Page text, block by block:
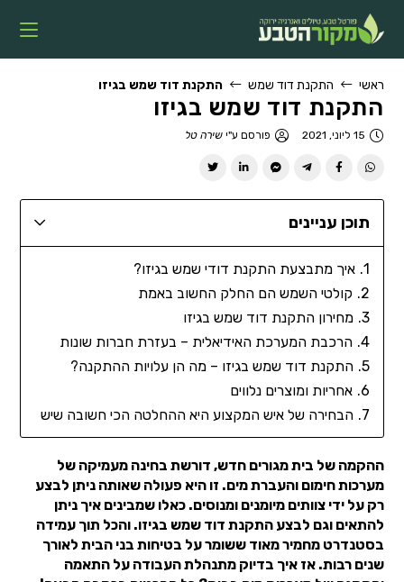
ראשי התקנת דוד שמש התקנת דוד שמש בגיזו
התקנת דוד שמש בגיזו
15 ליוני, 2021 פורסם ע"ישירה טל
תוכן עניינים
איך מתבצעת התקנת דודי שמש בגיזו?
קולטי השמש הם החלק החשוב באמת
מחירון התקנת דוד שמש בגיזו
הרכבת המערכת האידיאלית – בעזרת חברות שונות
התקנת דוד שמש בגיזו – מה הן עלויות ההתקנה?
אחריות ומוצרים נלווים
הבחירה של איש המקצוע היא ההחלטה הכי חשובה שיש
ההקמה של בית מגורים חדש, דורשת בחינה מעמיקה של
מערכות חימום והעברת מים. זו היא פעולה שאותה ניתן לבצע
רק על ידי צוותים מיומנים ומנוסים. כאלו שמבינים איך ניתן
להתאים וגם לבצע התקנת דוד שמש בגיזו. והכל תוך עמידה
בסטנדרט מחמיר מאוד ששומר על בטיחות בני הבית לאורך
שנים רבות. אז איך בדיוק מתנהלת העבודה על התאמה